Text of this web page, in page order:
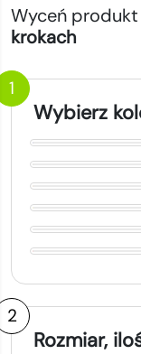
Wyceń
krokach
1
Wybierz
2
Rozmiar,